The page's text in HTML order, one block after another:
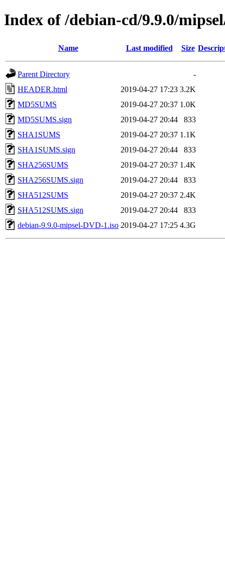
Index of /debian-cd/9.9.0/
Name Last modified Size
Parent Directory
-
HEADER.html
2019-04-27 17:23 3.2K
MD5SUMS
2019-04-27 20:37 1.0K
MD5SUMS.sign
2019-04-27 20:44
833
SHA1SUMS
2019-04-27 20:37 1.1K
SHA1SUMS.sign
2019-04-27 20:44
833
SHA256SUMS
2019-04-27 20:37 1.4K
SHA256SUMS.sign
2019-04-27 20:44
833
SHA512SUMS
2019-04-27 20:37 2.4K
SHA512SUMS.sign
2019-04-27 20:44
833
debian-9.9.0-mipsel-DVD-1.iso 2019-04-27 17:25 4.3G